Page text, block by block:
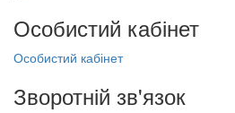
Особистий кабінет
Особистий кабінет
Зворотній зв'язок